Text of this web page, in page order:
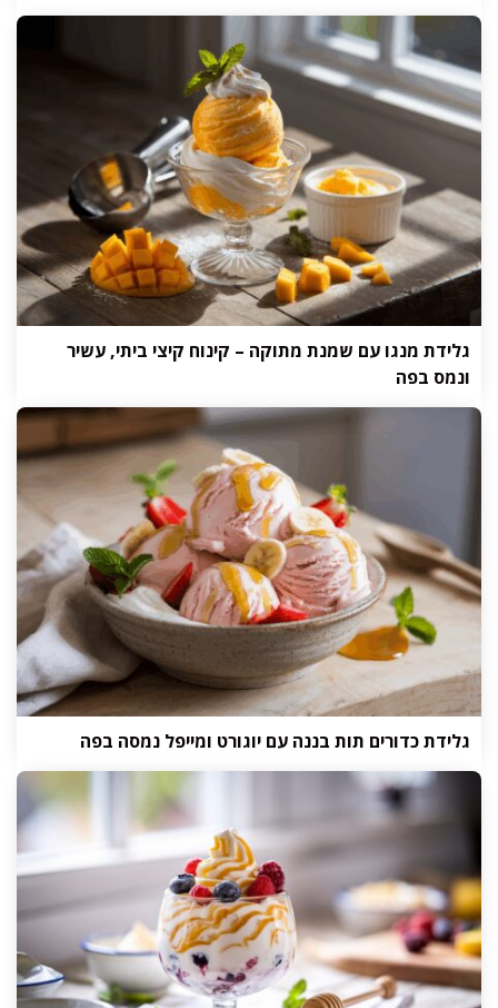
גלידת מנגו עם שמנת מתוקה – קינוח קיצי ביתי, עשיר
ונמס בפה
גלידת כדורים תות בננה עם יוגורט ומייפל נמסה בפה